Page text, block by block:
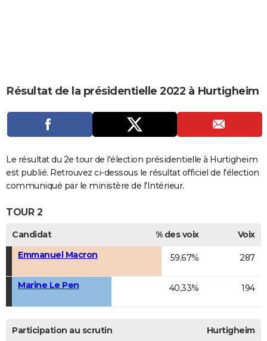
CARTE DE VOEUX
DICTIONNAIRE
Dictionnaire
Biographies
Expressions
Proverbes
PROGRAMME TV
COPAINS D'AVANT
S'inscrire
Se connecter
Lycées
Collèges
Primaires
Universités
Entreprises
Service militaire
Avis de recherche
AVIS DE DÉCÈS
FORUM
Bricolage
Culture
Television
Voyage
Résultat de la présidentielle 2022 à Hurtigheim
Le résultat du 2e tour de l'élection présidentielle à Hurtigheim
est publié. Retrouvez ci-dessous le résultat officiel de l'élection
communiqué par le ministère de l'Intérieur.
TOUR 2
Candidat % des voix
Voix
Emmanuel Macron
59,67% 287
Marine Le Pen 40,33% 194
Participation au scrutin Hurtigheim